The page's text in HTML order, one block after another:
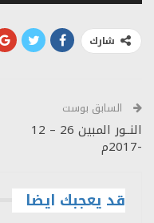
شارك
السابق بوست
النــور المبين 26 – 12
-2017م
قد يعجبك ايضا